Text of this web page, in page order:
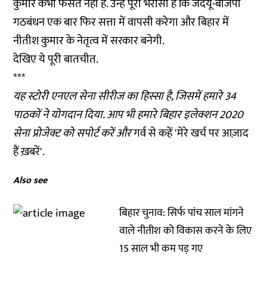
कुमार कभी फंसते नहीं हैं. उन्हें पूरा भरोसा है कि जदयू-बीजेपी
गठबंधन एक बार फिर सत्ता में वापसी करेगा और बिहार में
नीतीश कुमार के नेतृत्व में सरकार बनेगी.
देखिए ये पूरी बातचीत.
***
यह स्टोरी एनएल सेना सीरीज का हिस्सा है, जिसमें हमारे 34
पाठकों ने योगदान दिया. आप भी हमारेबिहार इलेक्शन 2020
सेना प्रोजेक्ट को सपोर्ट करें औरगर्व से कहें 'मेरे खर्च पर आज़ाद
हैं ख़बरें'.
Also see
बिहार चुनाव: सिर्फ पांच साल मांगने
वाले नीतीश को विकास करने के लिए
15 साल भी कम पड़ गए